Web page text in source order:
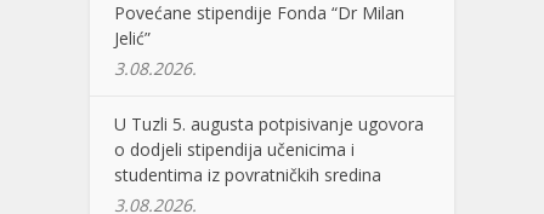
Povećane stipendije Fonda “Dr Milan
Jelić”
3.08.2026.
U Tuzli 5. augusta potpisivanje ugovora
o dodjeli stipendija učenicima i
studentima iz povratničkih sredina
3.08.2026.